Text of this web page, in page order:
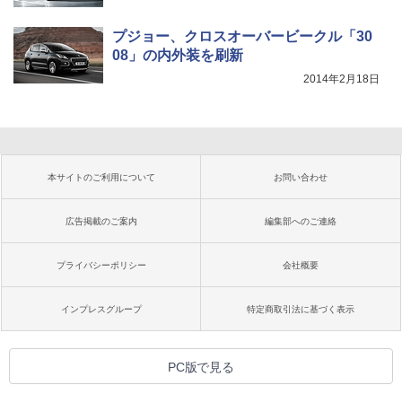
プジョー、クロスオーバービークル「30
08」の内外装を刷新
2014年2月18日
本サイトのご利用について お問い合わせ
広告掲載のご案内 編集部へのご連絡
プライバシーポリシー 会社概要
インプレスグループ 特定商取引法に基づく表示
PC版で見る